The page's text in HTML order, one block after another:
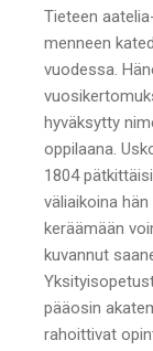
Tieteen
menneen
vuodessa.
hyväksytty
oppilaana.
1804
väliaikoina
keräämään
kuvannut
pääosin
rahoittivat